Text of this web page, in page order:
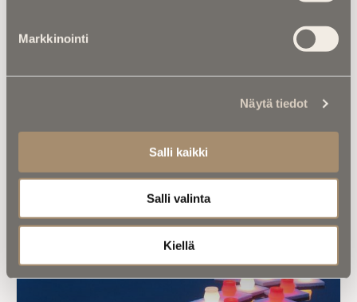
Markkinointi
Näytä tiedot
Salli kaikki
Salli valinta
Kiellä
Luitko jo nämä?